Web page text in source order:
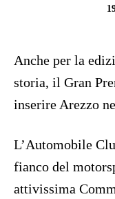
Anche per la
storia, il Gran
inserire Arezzo
L’Automobile
fianco del
attivissima